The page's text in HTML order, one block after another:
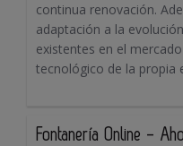
continua renovación.
adaptación a la
existentes en el
tecnológico de la propia
Fontanería Online -